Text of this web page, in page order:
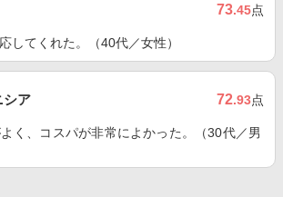
73.45点
してくれた。（40代／女性）
シア 72.93点
く、コスパが非常によかった。（30代／男